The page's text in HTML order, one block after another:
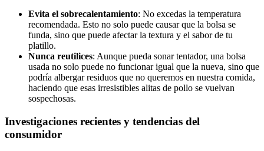
Evita⁤ el sobrecalentamiento: No excedas ​la ⁤temperatura
recomendada. Esto no solo⁤ puede causar que la bolsa se
funda, sino⁣ que puede afectar la ‌textura y ‌el ⁣sabor​ de tu⁣
platillo.
Nunca reutilices: Aunque pueda sonar⁤ tentador, ⁢una‍ bolsa
usada no solo puede no funcionar igual que la nueva, sino que
podría albergar residuos que⁤ no queremos ⁣en nuestra comida,
haciendo que ⁢esas irresistibles⁣ alitas de pollo se ‌vuelvan
sospechosas.
Investigaciones recientes y tendencias del
consumidor